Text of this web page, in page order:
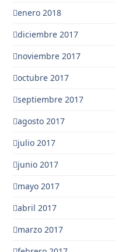
enero 2018
diciembre 2017
noviembre 2017
octubre 2017
septiembre 2017
agosto 2017
julio 2017
junio 2017
mayo 2017
abril 2017
marzo 2017